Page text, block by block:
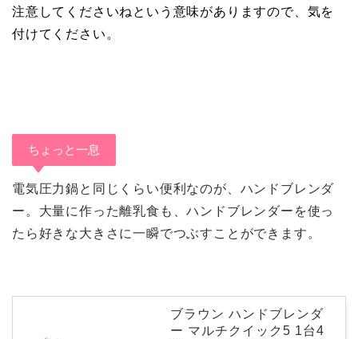
注意してくださいねという意味がありますので、気を
付けてください。
ちょっと一息
電気圧力鍋と同じくらい便利なのが、ハンドブレンダ
ー。大量に作った離乳食も、ハンドブレンダーを使っ
たら好きな大きさに一瞬でつぶすことができます。
ブラウン ハンドブレンダ
ー マルチクイック5 1台4